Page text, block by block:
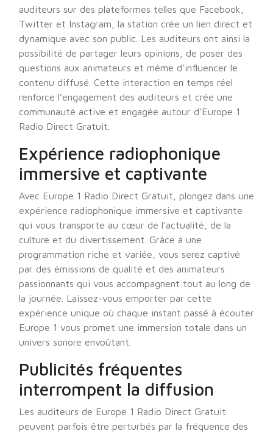
auditeurs sur des plateformes telles que Facebook,
Twitter et Instagram, la station crée un lien direct et
dynamique avec son public. Les auditeurs ont ainsi la
possibilité de partager leurs opinions, de poser des
questions aux animateurs et même d’influencer le
contenu diffusé. Cette interaction en temps réel
renforce l’engagement des auditeurs et crée une
communauté active et engagée autour d’Europe 1
Radio Direct Gratuit.
Expérience radiophonique
immersive et captivante
Avec Europe 1 Radio Direct Gratuit, plongez dans une
expérience radiophonique immersive et captivante
qui vous transporte au cœur de l’actualité, de la
culture et du divertissement. Grâce à une
programmation riche et variée, vous serez captivé
par des émissions de qualité et des animateurs
passionnants qui vous accompagnent tout au long de
la journée. Laissez-vous emporter par cette
expérience unique où chaque instant passé à écouter
Europe 1 vous promet une immersion totale dans un
univers sonore envoûtant.
Publicités fréquentes
interrompent la diffusion
Les auditeurs de Europe 1 Radio Direct Gratuit
peuvent parfois être perturbés par la fréquence des